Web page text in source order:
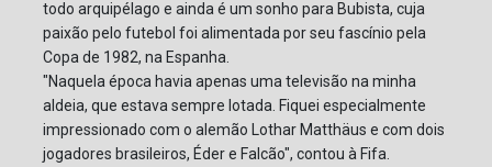
todo arquipélago e ainda é um sonho para Bubista, cuja
paixão pelo futebol foi alimentada por seu fascínio pela
Copa de 1982, na Espanha.
"Naquela época havia apenas uma televisão na minha
aldeia, que estava sempre lotada. Fiquei especialmente
impressionado com o alemão Lothar Matthäus e com dois
jogadores brasileiros, Éder e Falcão", contou à Fifa.